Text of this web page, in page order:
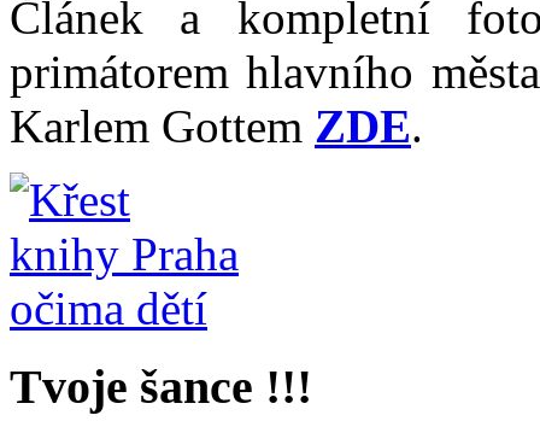
Článek a kompletní
primátorem hlavního
Karlem Gottem ZDE.
Tvoje šance !!!